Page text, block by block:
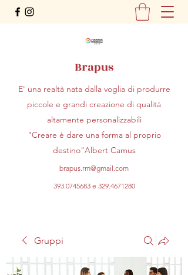
Brapus
E' una realtà nata dalla voglia di produrre
piccole e grandi creazione di qualità
altamente personalizzabili
"Creare è dare una forma al proprio
destino"Albert Camus
brapus.rm@gmail.com
393.0745683e 329.4671280
Gruppi